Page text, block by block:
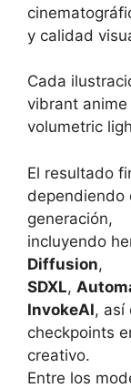
y calidad
Cada
vibrant
volumetric
El resultado
dependiendo
generación,
incluyendo
Diffusion,
SDXL,
InvokeAI, así
checkpoints
creativo.
Entre los